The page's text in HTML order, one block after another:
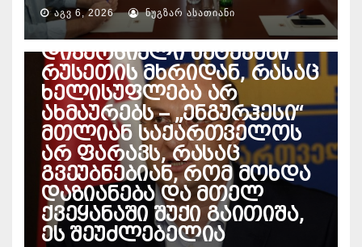
ᲐᲒᲕ 6, 2026 ᲜᲣᲒᲖᲐᲠ ᲐᲡᲐᲗᲘᲐᲜᲘ
პაატა დავითაია – ეჭვი
მაქვს, ხდება
დივერსიული შეტევები
რუსეთის მხრიდან, რასაც
ხელისუფლება არ
ახმაურებს – „ენგურჰესი“
მთლიან საქართველოს
არ ფარავს, რასაც
გვეუბნებიან, რომ მოხდა
დაზიანება და მთელ
ქვეყანაში შუქი გაითიშა,
ეს შეუძლებელია